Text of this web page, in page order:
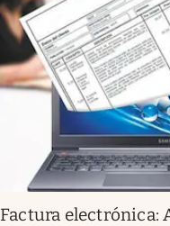
Factura electrónica: